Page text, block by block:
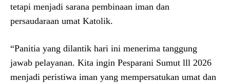
tetapi menjadi sarana pembinaan iman dan
persaudaraan umat Katolik.
“Panitia yang dilantik hari ini menerima tanggung
jawab pelayanan. Kita ingin Pesparani Sumut lll 2026
menjadi peristiwa iman yang mempersatukan umat dan